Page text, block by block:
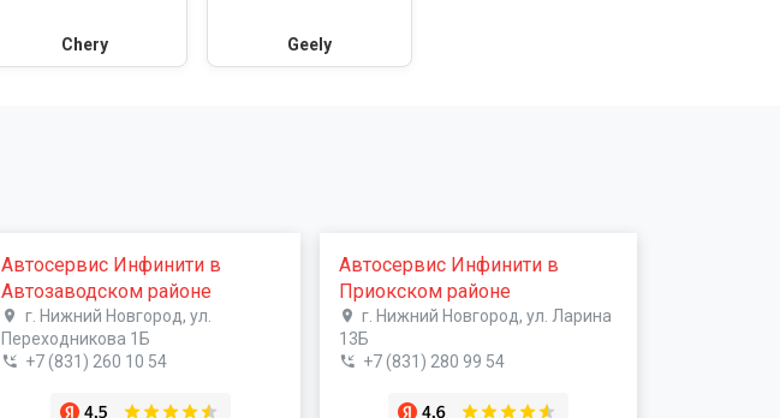
Chery Geely
Автосервис Инфинити в
Автозаводском районе
г. Нижний Новгород, ул.
Переходникова 1Б
+7 (831) 260 10 54
Автосервис Инфинити в
Приокском районе
г. Нижний Новгород, ул. Ларина
13Б
+7 (831) 280 99 54